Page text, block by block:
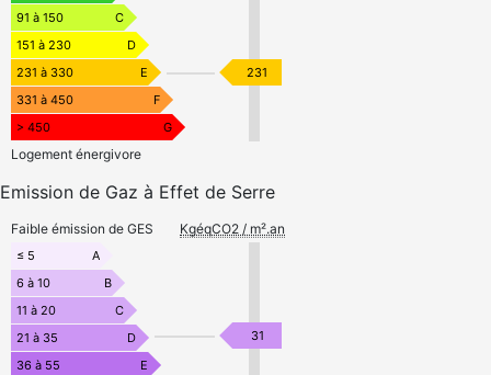
91 à 150
C
151 à 230
D
231 à 330
E
331 à 450
F
> 450
G
231
Logement énergivore
Emission de Gaz à Effet de Serre
Faible émission de GES KgéqCO2 / m².an
≤ 5
A
6 à 10
B
11 à 20
C
21 à 35
D
36 à 55
E
31